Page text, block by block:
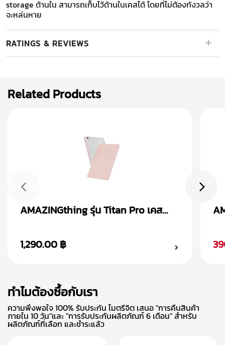
storage ด้านใน สามารถเก็บไว้ด้านในเคสได้ โดยที่ไม่ต้องกังวลว่า
จะหล่นหาย
RATINGS & REVIEWS
Related Products
AMAZINGthing รุ่น Titan Pro เคส
1,290.00 ฿
ทำไมต้องซื้อกับเรา
ความพึงพอใจ 100% รับประกัน ไมตรีจิต เสนอ "การคืนสินค้า
ภายใน 10 วัน"และ "การรับประกันผลิตภัณฑ์ 6 เดือน" สำหรับ
ผลิตภัณฑ์ที่เลือก และชำระแล้ว